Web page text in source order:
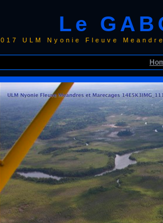
Le
017 ULM Nyonie Fleuve